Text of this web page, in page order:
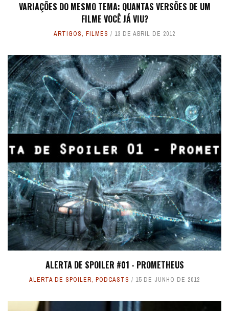
VARIAÇÕES DO MESMO TEMA: QUANTAS VERSÕES DE UM
FILME VOCÊ JÁ VIU?
ARTIGOS, FILMES 13 DE ABRIL DE 2012
ALERTA DE SPOILER #01 - PROMETHEUS
ALERTA DE SPOILER, PODCASTS 15 DE JUNHO DE 2012